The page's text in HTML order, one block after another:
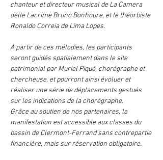
chanteur et directeur musical de La Camera
delle Lacrime Bruno Bonhoure, et le théorbiste
Ronaldo Correia de Lima Lopes.
A partir de ces mélodies, les participants
seront guidés spatialement dans le site
patrimonial par Muriel Piqué, chorégraphe et
chercheuse, et pourront ainsi évoluer et
réaliser une série de déplacements gestués
sur les indications de la chorégraphe.
Grâce au soutien de nos partenaires, la
manifestation est accessible aux classes du
bassin de Clermont-Ferrand sans contrepartie
financière, mais sur réservation obligatoire.